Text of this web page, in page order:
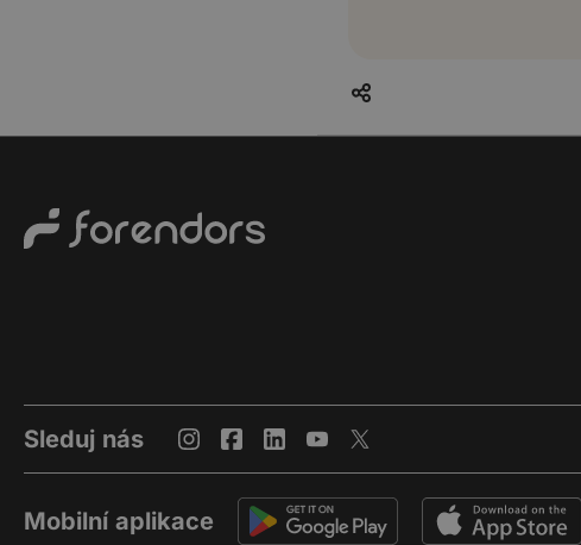
Sleduj nás
Mobilní aplikace